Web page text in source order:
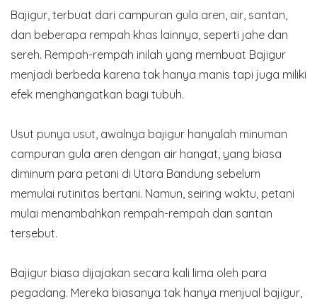
Bajigur, terbuat dari campuran gula aren, air, santan,
dan beberapa rempah khas lainnya, seperti jahe dan
sereh. Rempah-rempah inilah yang membuat Bajigur
menjadi berbeda karena tak hanya manis tapi juga miliki
efek menghangatkan bagi tubuh.
Usut punya usut, awalnya bajigur hanyalah minuman
campuran gula aren dengan air hangat, yang biasa
diminum para petani di Utara Bandung sebelum
memulai rutinitas bertani. Namun, seiring waktu, petani
mulai menambahkan rempah-rempah dan santan
tersebut.
Bajigur biasa dijajakan secara kali lima oleh para
pegadang. Mereka biasanya tak hanya menjual bajigur,